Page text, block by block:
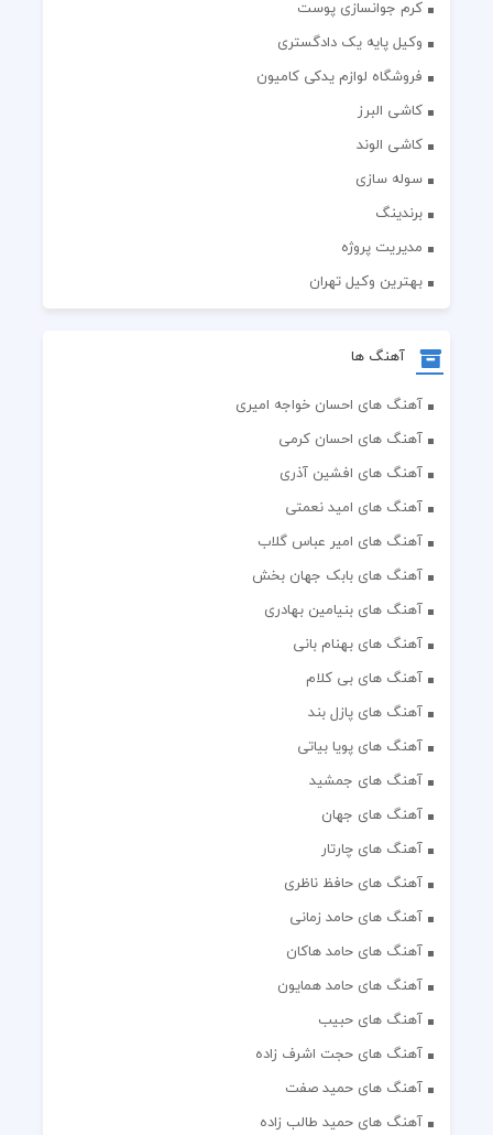
کرم جوانسازی پوست
وکیل پایه یک دادگستری
فروشگاه لوازم یدکی کامیون
کاشی البرز
کاشی الوند
سوله سازی
برندینگ
مدیریت پروژه
بهترین وکیل تهران
آهنگ ها
آهنگ های احسان خواجه امیری
آهنگ های احسان کرمی
آهنگ های افشین آذری
آهنگ های امید نعمتی
آهنگ های امیر عباس گلاب
آهنگ های بابک جهان بخش
آهنگ های بنیامین بهادری
آهنگ های بهنام بانی
آهنگ های بی کلام
آهنگ های پازل بند
آهنگ های پویا بیاتی
آهنگ های جمشید
آهنگ های جهان
آهنگ های چارتار
آهنگ های حافظ ناظری
آهنگ های حامد زمانی
آهنگ های حامد هاکان
آهنگ های حامد همایون
آهنگ های حبیب
آهنگ های حجت اشرف زاده
آهنگ های حمید صفت
آهنگ های حمید طالب زاده